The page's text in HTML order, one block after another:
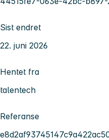
Sist endret
22. juni 2026
Hentet fra
talentech
Referanse